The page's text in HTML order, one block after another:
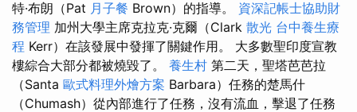
特·布朗（Pat 月子餐 Brown）的指導。 資深記帳士協助財
務管理 加州大學主席克拉克·克爾（Clark 散光 台中養生療
程 Kerr）在該發展中發揮了關鍵作用。 大多數聖印度宣教
樓綜合大部分都被燒毀了。 養生村 第二天，聖塔芭芭拉
（Santa 歐式料理外燴方案 Barbara）任務的楚馬什
（Chumash）從內部進行了任務，沒有流血，擊退了任務